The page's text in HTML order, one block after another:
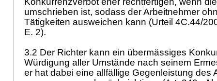
umschrieben ist, sodass der Arbeitnehmer
Tätigkeiten ausweichen kann (Urteil 4C.44/
E. 2).
3.2 Der Richter kann ein übermässiges
Würdigung aller Umstände nach seinem
er hat dabei eine allfällige Gegenleistung des